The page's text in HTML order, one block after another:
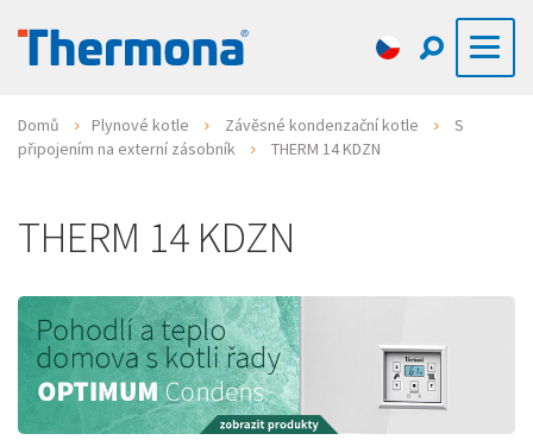
Domů Plynové kotle Závěsné kondenzační kotle
S
připojením na externí zásobník
THERM 14 KDZN
THERM 14 KDZN